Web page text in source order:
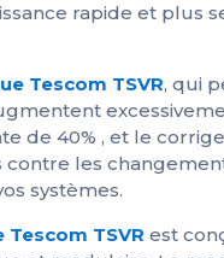
rapide et plus
Tescom TSVR, qui
de 40% , et le
les
systèmes.
TSVR est